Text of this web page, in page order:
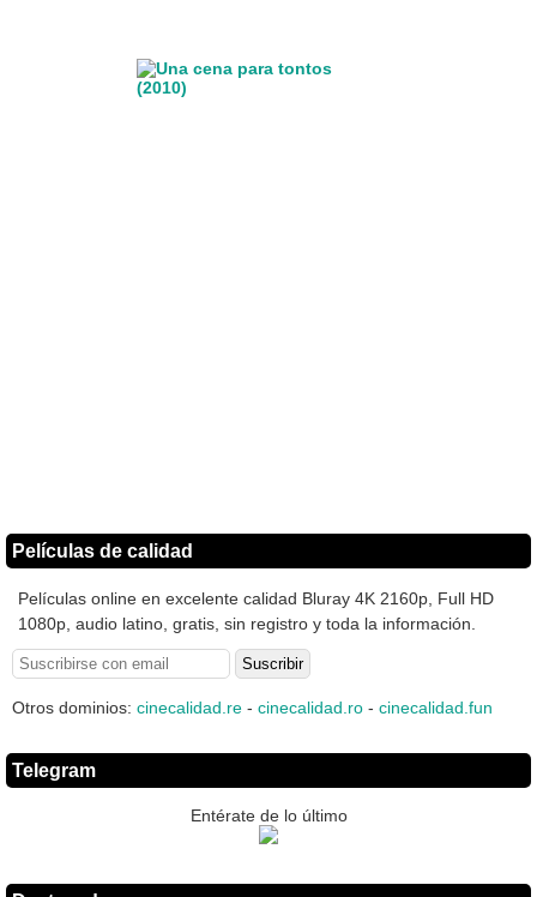
Películas de calidad
Películas online en excelente calidad Bluray 4K 2160p, Full HD
1080p, audio latino, gratis, sin registro y toda la información.
Otros dominios: cinecalidad.re - cinecalidad.ro - cinecalidad.fun
Telegram
Entérate de lo último